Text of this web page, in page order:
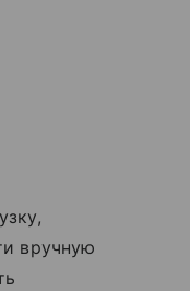
вручную